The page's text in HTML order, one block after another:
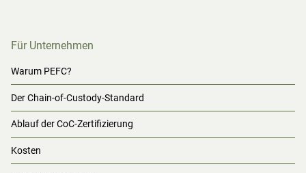
Für Unternehmen
Warum PEFC?
Der Chain-of-Custody-Standard
Ablauf der CoC-Zertifizierung
Kosten